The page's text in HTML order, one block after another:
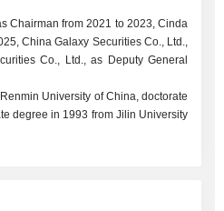
Chairman from 2021 to 2023, Cinda
China Galaxy Securities Co., Ltd.,
Co., Ltd., as Deputy General
University of China, doctorate
degree in 1993 from Jilin University